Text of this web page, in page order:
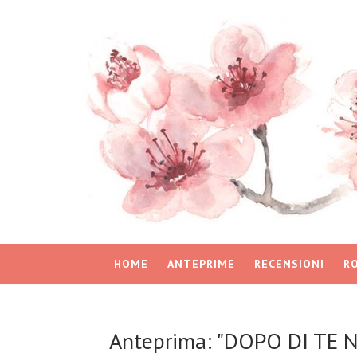
HOME ANTEPRIME RECENSIONI
Anteprima: "DOPO DI TE